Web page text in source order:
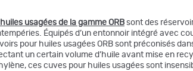
usagées de la gamme ORB sont des
Équipés d’un entonnoir intégré avec
pour huiles usagées ORB sont préconisés
un certain volume d’huile avant mise en
ces cuves pour huiles usagées sont